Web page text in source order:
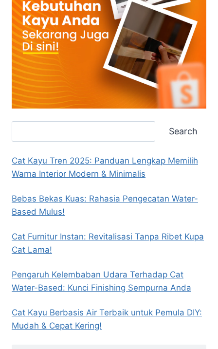
Search
Cat Kayu Tren 2025: Panduan Lengkap Memilih
Warna Interior Modern & Minimalis
Bebas Bekas Kuas: Rahasia Pengecatan Water-
Based Mulus!
Cat Furnitur Instan: Revitalisasi Tanpa Ribet Kupa
Cat Lama!
Pengaruh Kelembaban Udara Terhadap Cat
Water-Based: Kunci Finishing Sempurna Anda
Cat Kayu Berbasis Air Terbaik untuk Pemula DIY:
Mudah & Cepat Kering!